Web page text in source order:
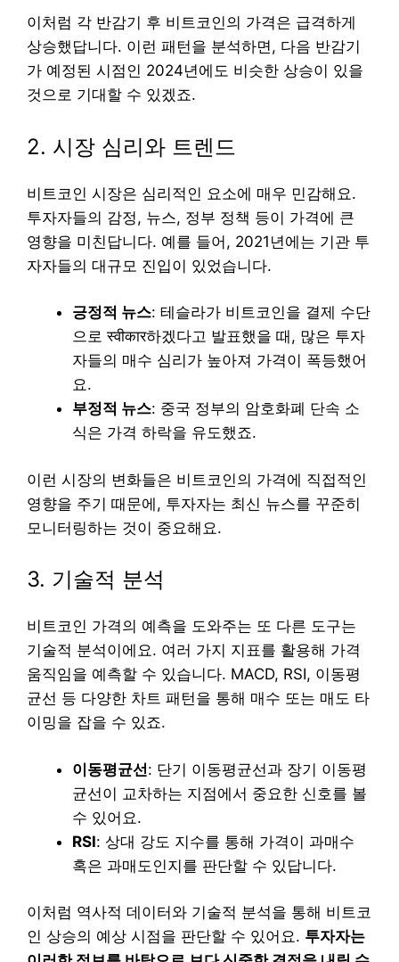
이처럼 각 반감기 후 비트코인의 가격은 급격하게
상승했답니다. 이런 패턴을 분석하면, 다음 반감기
가 예정된 시점인 2024년에도 비슷한 상승이 있을
것으로 기대할 수 있겠죠.
2. 시장 심리와 트렌드
비트코인 시장은 심리적인 요소에 매우 민감해요.
투자자들의 감정, 뉴스, 정부 정책 등이 가격에 큰
영향을 미친답니다. 예를 들어, 2021년에는 기관 투
자자들의 대규모 진입이 있었습니다.
긍정적 뉴스: 테슬라가 비트코인을 결제 수단
으로 स्वीकार하겠다고 발표했을 때, 많은 투자
자들의 매수 심리가 높아져 가격이 폭등했어
요.
부정적 뉴스: 중국 정부의 암호화폐 단속 소
식은 가격 하락을 유도했죠.
이런 시장의 변화들은 비트코인의 가격에 직접적인
영향을 주기 때문에, 투자자는 최신 뉴스를 꾸준히
모니터링하는 것이 중요해요.
3. 기술적 분석
비트코인 가격의 예측을 도와주는 또 다른 도구는
기술적 분석이에요. 여러 가지 지표를 활용해 가격
움직임을 예측할 수 있습니다. MACD, RSI, 이동평
균선 등 다양한 차트 패턴을 통해 매수 또는 매도 타
이밍을 잡을 수 있죠.
이동평균선: 단기 이동평균선과 장기 이동평
균선이 교차하는 지점에서 중요한 신호를 볼
수 있어요.
RSI: 상대 강도 지수를 통해 가격이 과매수
혹은 과매도인지를 판단할 수 있답니다.
이처럼 역사적 데이터와 기술적 분석을 통해 비트코
인 상승의 예상 시점을 판단할 수 있어요. 투자자는